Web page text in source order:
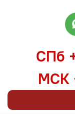
СПб
МСК